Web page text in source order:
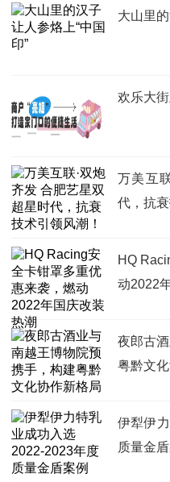
大山里
欢乐大
万美互
代，抗
HQ
动2022
夜郎古
粤黔文
伊犁伊
质量金